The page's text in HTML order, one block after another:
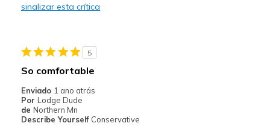
Travel
Width
Sizing
View On Shoes
I'm Into Shoes
sinalizar esta crítica
5
So comfortable
Enviado 1 ano atrás
Por Lodge Dude
de Northern Mn
Describe Yourself Conservative